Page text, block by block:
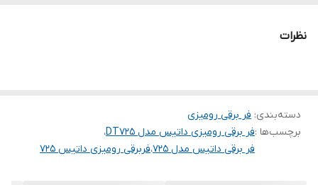
ابعاد
آنادایز شده
نظرات
دسته‌بندی: فر برقی رومیزی
برچسب‌ها :فر برقی رومیزی داتیس مدل DT725
،
فر برقی داتیس مدل 725
،فربرقی رومیزی داتیس 725